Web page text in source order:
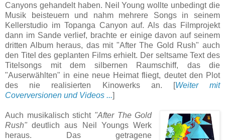
Canyons gehandelt haben. Neil Young wollte unbedingt die
Musik beisteuern und nahm mehrere Songs in seinem
Kellerstudio im Topanga Canyon auf. Als das Filmprojekt
dann im Sande verlief, brachte er einige davon auf seinem
dritten Album heraus, das mit "After The Gold Rush" auch
den Titel des geplanten Films erhielt. Der seltsame Text des
Titelsongs mit dem silbernen Raumschiff, das die
"Auserwählten" in eine neue Heimat fliegt, deutet den Plot
des nie realisierten Kinowerks an. [Weiter mit
Coverversionen und Videos ...]
Auch musikalisch sticht "After The Gold
Rush" deutlich aus Neil Youngs Werk
heraus. Das getragene